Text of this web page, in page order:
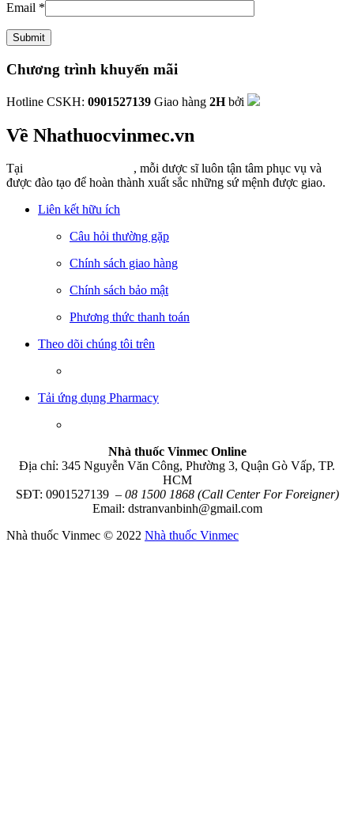
Email *
Chương trình khuyến mãi
Hotline CSKH: 0901527139 Giao hàng 2Hbởi
Về Nhathuocvinmec.vn
Tại
, mỗi dược sĩ luôn tận tâm phục vụ và
được đào tạo để hoàn thành xuất sắc những sứ mệnh được giao.
Liên kết hữu ích
Câu hỏi thường gặp
Chính sách giao hàng
Chính sách bảo mật
Phương thức thanh toán
Theo dõi chúng tôi trên
Tải ứng dụng Pharmacy
Nhà thuốc Vinmec Online
Địa chỉ: 345 Nguyễn Văn Công, Phường 3, Quận Gò Vấp, TP.
HCM
SĐT: 0901527139 – 08 1500 1868 (Call Center For Foreigner)
Email: dstranvanbinh@gmail.com
Nhà thuốc Vinmec © 2022 Nhà thuốc Vinmec